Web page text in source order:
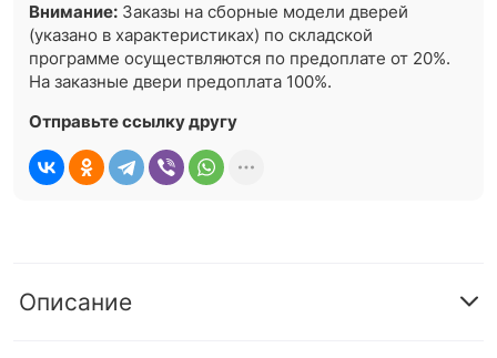
Внимание: Заказы на сборные модели дверей
(указано в характеристиках) по складской
программе осуществляются по предоплате от 20%.
На заказные двери предоплата 100%.
Отправьте ссылку другу
Описание